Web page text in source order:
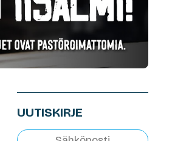
UUTISKIRJE